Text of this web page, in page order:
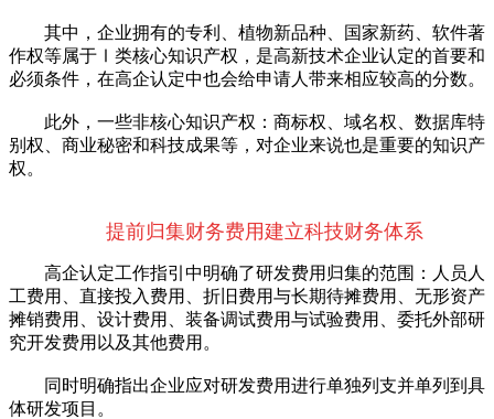
其中，企业拥有的专利、植物新品种、国家新药、软件著
作权等属于Ⅰ类核心知识产权，是高新技术企业认定的首要和
必须条件，在高企认定中也会给申请人带来相应较高的分数。
此外，一些非核心知识产权：商标权、域名权、数据库特
别权、商业秘密和科技成果等，对企业来说也是重要的知识产
权。
提前归集财务费用建立科技财务体系
高企认定工作指引中明确了研发费用归集的范围：人员人
工费用、直接投入费用、折旧费用与长期待摊费用、无形资产
摊销费用、设计费用、装备调试费用与试验费用、委托外部研
究开发费用以及其他费用。
同时明确指出企业应对研发费用进行单独列支并单列到具
体研发项目。